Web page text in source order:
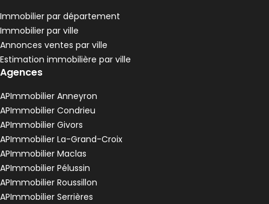
Immobilier par département
Immobilier par ville
Annonces ventes par ville
Estimation immobilière par ville
Agences
APImmobilier Anneyron
APImmobilier Condrieu
APImmobilier Givors
APImmobilier La-Grand-Croix
APImmobilier Maclas
APImmobilier Pélussin
APImmobilier Roussillon
APImmobilier Serrières